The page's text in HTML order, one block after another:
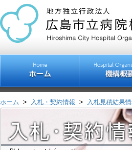
ホーム > 入札・契約情報 > 入札見積結果